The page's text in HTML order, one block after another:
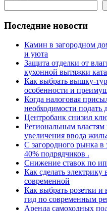
Последние новости
Камин в загородном
и уюта
Защита отделки от
кухонной вытяжки
Как выбрать вышку-
особенности и
Когда налоговая
необходимости подать
Центробанк снизил
Региональным
увеличения ввода
С загородного рынка
40% подрядчиков .
Снижение ставок по
Как сделать
современной
Как выбрать розетки
гид по современным
Аренда самоходных